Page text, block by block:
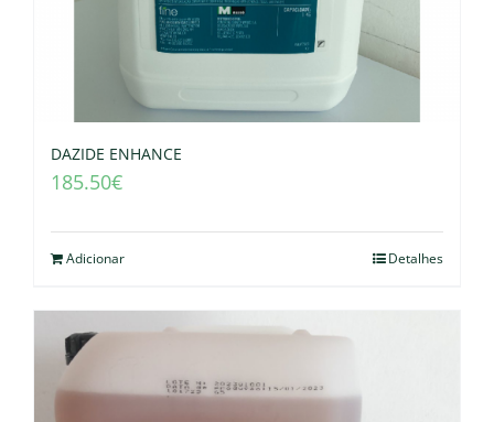
DAZIDE ENHANCE
185.50€
Adicionar Detalhes